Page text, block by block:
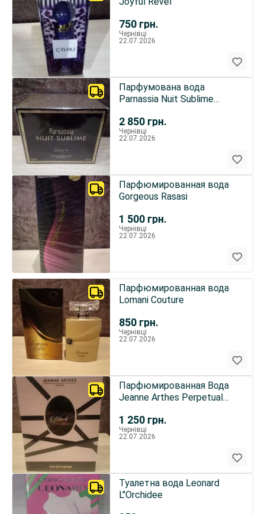
750 грн.
Чернівці
22.07.2026
2 850 грн.
Парфумована вода
Parnassia Nuit Sublime
Чернівці
22.07.2026
1 500 грн.
Парфюмированная вода
Gorgeous Rasasi
Чернівці
22.07.2026
850 грн.
Парфюмированная вода
Lomani Couture
Чернівці
22.07.2026
1 250 грн.
Парфюмированная Вода
Jeanne Arthes Perpetual
Чернівці
22.07.2026
Туалетна вода Leonard
L"Orchidee